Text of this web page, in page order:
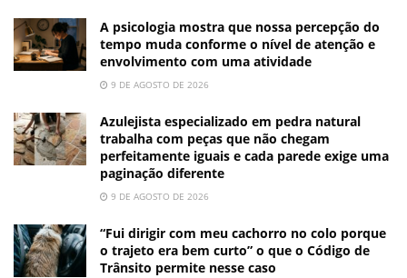
A psicologia mostra que nossa percepção do
tempo muda conforme o nível de atenção e
envolvimento com uma atividade
9 DE AGOSTO DE 2026
Azulejista especializado em pedra natural
trabalha com peças que não chegam
perfeitamente iguais e cada parede exige uma
paginação diferente
9 DE AGOSTO DE 2026
“Fui dirigir com meu cachorro no colo porque
o trajeto era bem curto” o que o Código de
Trânsito permite nesse caso